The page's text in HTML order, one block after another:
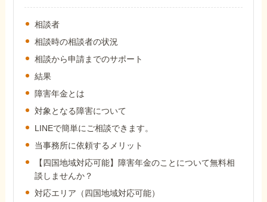
ホーム
障害年金の基礎知識
障害年金の金額
受給事例
相談者
相談時の相談者の状況
相談から申請までのサポート
結果
障害年金とは
対象となる障害について
LINEで簡単にご相談できます。
当事務所に依頼するメリット
【四国地域対応可能】障害年金のことについて無料相
談しませんか？
対応エリア（四国地域対応可能）